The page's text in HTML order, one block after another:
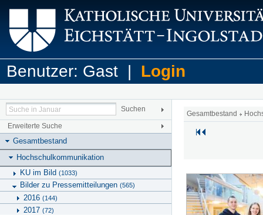
Benutzer: Gast | Login
Erweiterte Suche
Gesamtbestand
Hochschulkommunikation
KU im Bild (1033)
Bilder zu Pressemitteilungen (565)
2016 (144)
2017 (72)
Gesamtbestand